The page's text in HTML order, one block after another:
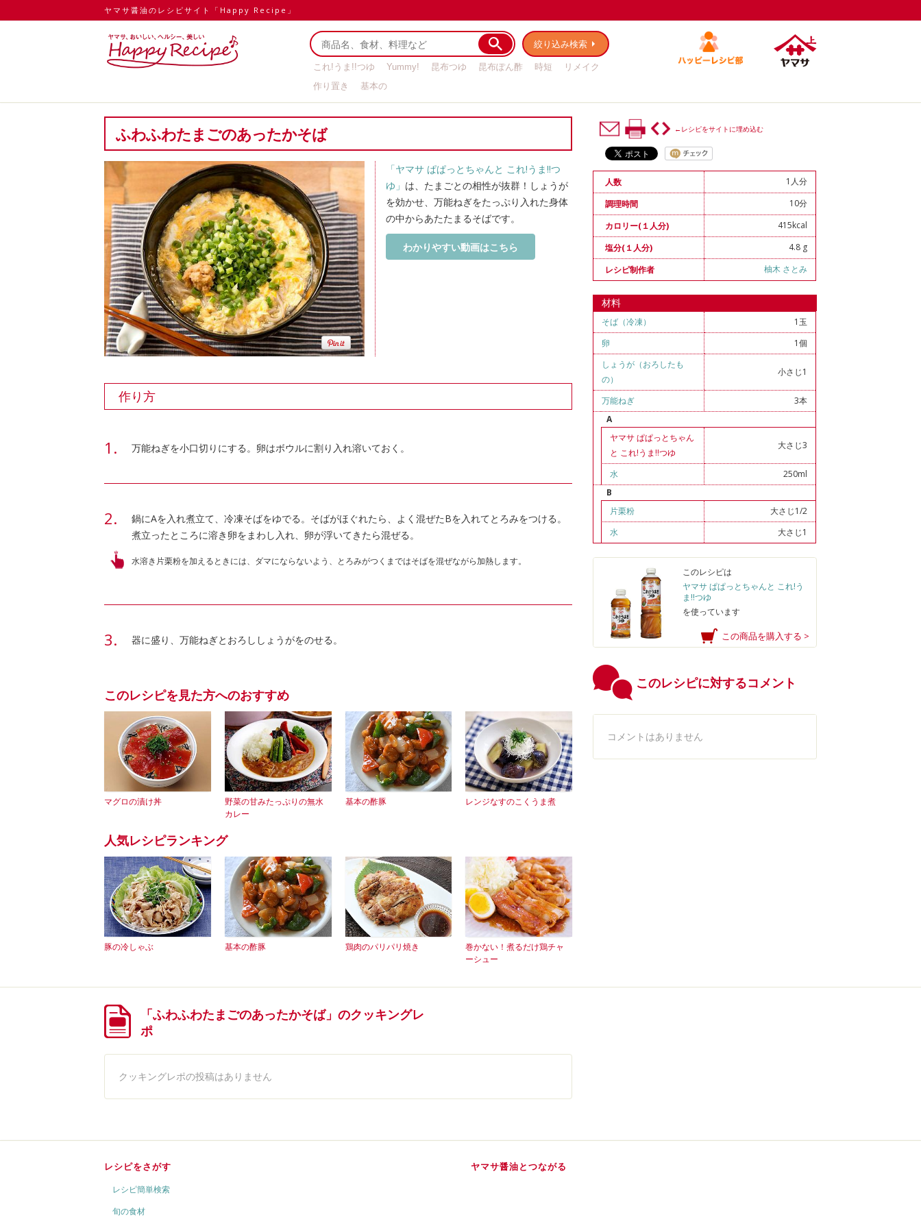
ヤマサ醤油のレシピサイト「Happy Recipe」
絞り込み検索
これ!うま!!つゆ Yummy! 昆布つゆ 昆布ぽん酢 時短
リメイク
作り置き
基本の
ふわふわたまごのあったかそば
「ヤマサ ぱぱっとちゃんと これ!うま!!つ
ゆ」 は、たまごとの相性が抜群！しょうが
を効かせ、万能ねぎをたっぷり入れた身体
の中からあたたまるそばです。
わかりやすい動画はこちら
作り方
万能ねぎを小口切りにする。卵はボウルに割り入れ溶いておく。
鍋にAを入れ煮立て、冷凍そばをゆでる。そばがほぐれたら、よく混ぜたBを入れてとろみをつける。
煮立ったところに溶き卵をまわし入れ、卵が浮いてきたら混ぜる。
水溶き片栗粉を加えるときには、ダマにならないよう、とろみがつくまではそばを混ぜながら加熱します。
器に盛り、万能ねぎとおろししょうがをのせる。
このレシピを見た方へのおすすめ
マグロの漬け丼
野菜の甘みたっぷりの無水
カレー
基本の酢豚 レンジなすのこくうま煮
人気レシピランキング
豚の冷しゃぶ 基本の酢豚 鶏肉のパリパリ焼き
巻かない！煮るだけ鶏チャ
ーシュー
←レシピをサイトに埋め込む
人数
1人分
調理時間
10分
カロリー(１人分)
415kcal
塩分(１人分)
4.8 g
レシピ制作者
柚木 さとみ
材料
そば（冷凍）
1玉
卵
1個
しょうが（おろしたも
の）
小さじ1
万能ねぎ
3本
A
ヤマサ ぱぱっとちゃん
と これ!うま!!つゆ
大さじ3
水
250ml
B
片栗粉
大さじ1/2
水
大さじ1
このレシピは
ヤマサ ぱぱっとちゃんと これ!う
ま!!つゆ
を使っています
この商品を購入する >
このレシピに対するコメント
コメントはありません
「ふわふわたまごのあったかそば」のクッキングレ
ポ
クッキングレポの投稿はありません
レシピをさがす
レシピ簡単検索
旬の食材
ヤマサ醤油とつながる